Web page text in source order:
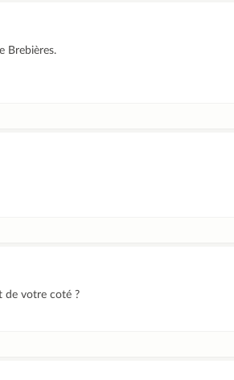
Brebières.
de votre coté ?